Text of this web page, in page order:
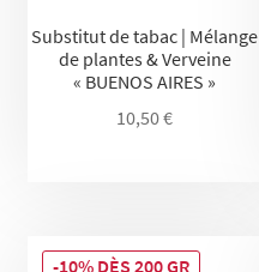
Substitut de tabac | Mélange
de plantes & Verveine
« BUENOS AIRES »
10,50€
-10% DÈS 200 GR